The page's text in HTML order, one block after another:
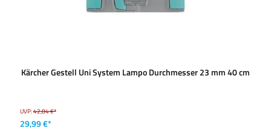
Kärcher Gestell Uni System Lampo Durchmesser 23 mm 40 cm
UVP:42,84 €*
29,99 €*